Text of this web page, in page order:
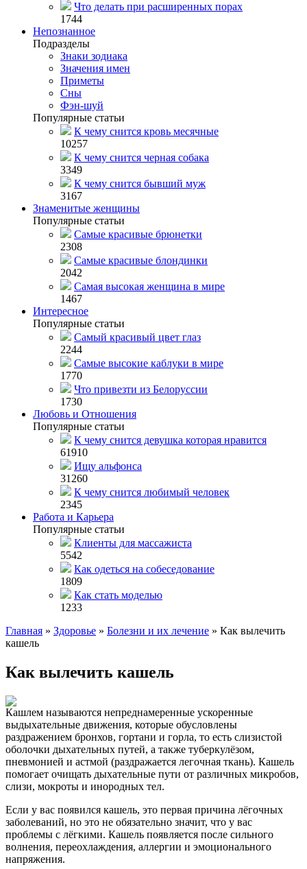
Что делать при расширенных порах
1744
Непознанное
Подразделы
Знаки зодиака
Значения имен
Приметы
Сны
Фэн-шуй
Популярные статьи
К чему снится кровь месячные
10257
К чему снится черная собака
3349
К чему снится бывший муж
3167
Знаменитые женщины
Популярные статьи
Самые красивые брюнетки
2308
Самые красивые блондинки
2042
Самая высокая женщина в мире
1467
Интересное
Популярные статьи
Самый красивый цвет глаз
2244
Самые высокие каблуки в мире
1770
Что привезти из Белоруссии
1730
Любовь и Отношения
Популярные статьи
К чему снится девушка которая нравится
61910
Ищу альфонса
31260
К чему снится любимый человек
2345
Работа и Карьера
Популярные статьи
Клиенты для массажиста
5542
Как одеться на собеседование
1809
Как стать моделью
1233
Главная » Здоровье » Болезни и их лечение » Как вылечить
кашель
Как вылечить кашель
Кашлем называются непреднамеренные ускоренные
выдыхательные движения, которые обусловлены
раздражением бронхов, гортани и горла, то есть слизистой
оболочки дыхательных путей, а также туберкулёзом,
пневмонией и астмой (раздражается легочная ткань). Кашель
помогает очищать дыхательные пути от различных микробов,
слизи, мокроты и инородных тел.
Если у вас появился кашель, это первая причина лёгочных
заболеваний, но это не обязательно значит, что у вас
проблемы с лёгкими. Кашель появляется после сильного
волнения, переохлаждения, аллергии и эмоционального
напряжения.